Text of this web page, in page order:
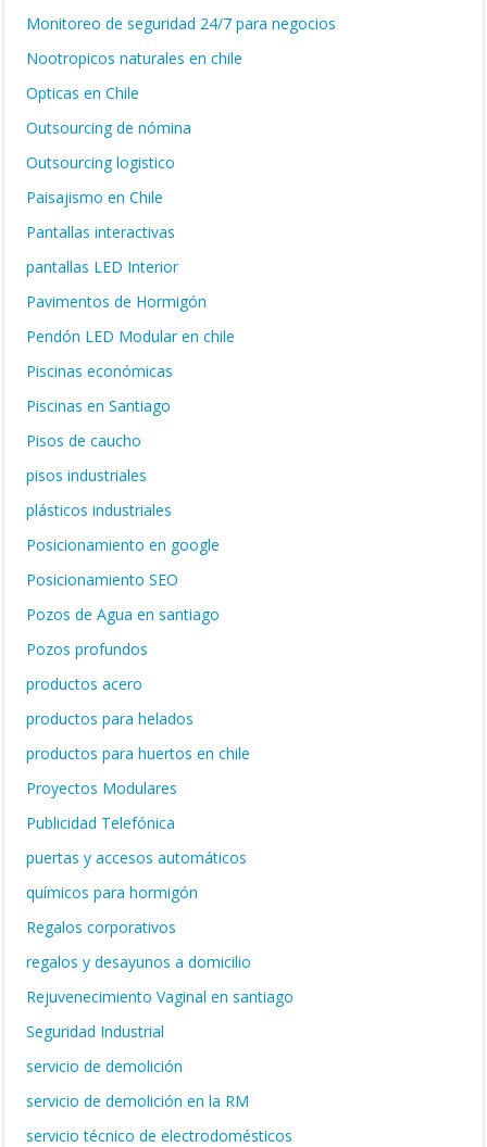
Monitoreo de seguridad 24/7 para negocios
Nootropicos naturales en chile
Opticas en Chile
Outsourcing de nómina
Outsourcing logistico
Paisajismo en Chile
Pantallas interactivas
pantallas LED Interior
Pavimentos de Hormigón
Pendón LED Modular en chile
Piscinas económicas
Piscinas en Santiago
Pisos de caucho
pisos industriales
plásticos industriales
Posicionamiento en google
Posicionamiento SEO
Pozos de Agua en santiago
Pozos profundos
productos acero
productos para helados
productos para huertos en chile
Proyectos Modulares
Publicidad Telefónica
puertas y accesos automáticos
químicos para hormigón
Regalos corporativos
regalos y desayunos a domicilio
Rejuvenecimiento Vaginal en santiago
Seguridad Industrial
servicio de demolición
servicio de demolición en la RM
servicio técnico de electrodomésticos